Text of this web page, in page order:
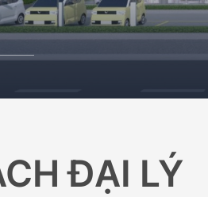
BINGO (333KM)
ĐẠI LÝ